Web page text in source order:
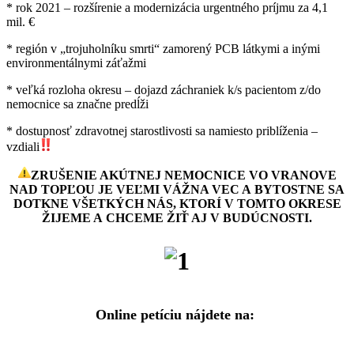
* rok 2021 – rozšírenie a modernizácia urgentného príjmu za 4,1
mil. €
* región v „trojuholníku smrti“ zamorený PCB látkymi a inými
environmentálnymi záťažmi
* veľká rozloha okresu – dojazd záchraniek k/s pacientom z/do
nemocnice sa značne predĺži
* dostupnosť zdravotnej starostlivosti sa namiesto priblíženia –
vzdiali
ZRUŠENIE AKÚTNEJ NEMOCNICE VO VRANOVE
NAD TOPĽOU JE VEĽMI VÁŽNA VEC A BYTOSTNE SA
DOTKNE VŠETKÝCH NÁS, KTORÍ V TOMTO OKRESE
ŽIJEME A CHCEME ŽIŤ AJ V BUDÚCNOSTI.
Online petíciu nájdete na: